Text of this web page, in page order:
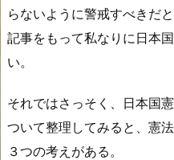
らないように警戒すべきだ
記事をもって私なりに日本
い。
それではさっそく、日本国
ついて整理してみると、憲
３つの考えがある。